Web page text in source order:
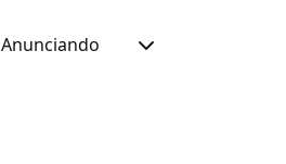
Anunciando